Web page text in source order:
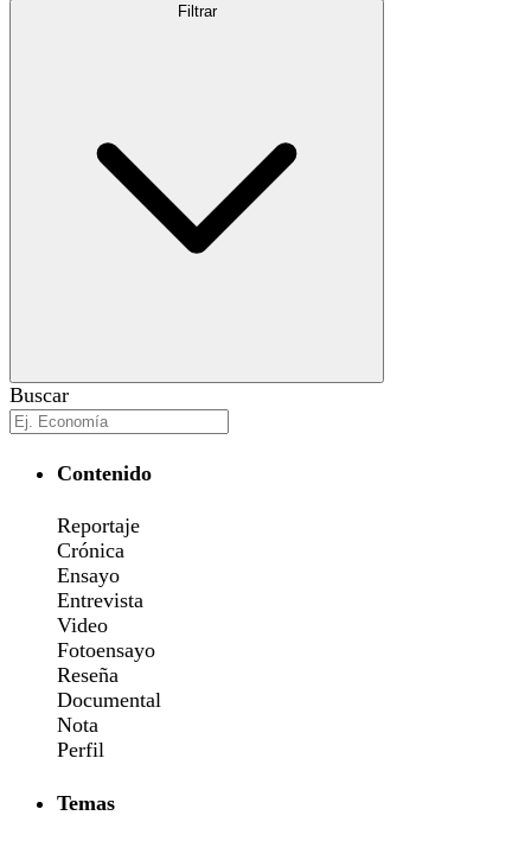
Filtrar
Buscar
Contenido
Reportaje
Crónica
Ensayo
Entrevista
Video
Fotoensayo
Reseña
Documental
Nota
Perfil
Temas